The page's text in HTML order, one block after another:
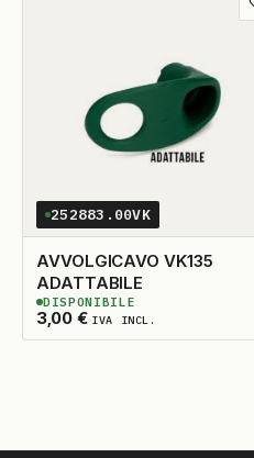
252883.00VK
AVVOLGICAVO VK135
ADATTABILE
3,00 € IVA INCL.
2DISPONIBILI
DISPONIBILE